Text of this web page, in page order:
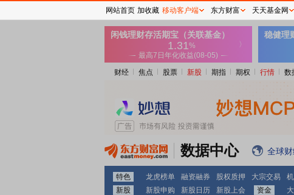
财经 焦点 股票 新股 期指 期权 行情 数
数据中心 全球
特色 龙虎榜单 融资融券 股权质押 大宗交易
新股
新股申购 新股日历 新股上会 资金
网站首页 加收藏 移动客户端 东方财富 天天基金网